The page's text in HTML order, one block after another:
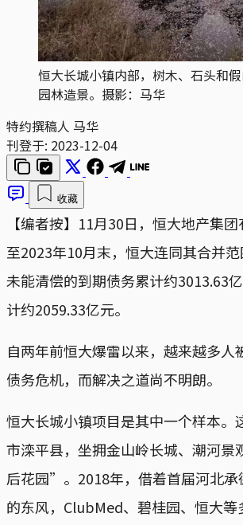
恒大长城小镇内部，树木、石头和
园林造景。摄影：马华
特约撰稿人 马华
刊登于: 2023-12-04
收藏
【编者按】11月30日，恒大地产集
至2023年10月末，恒大连同其合并
未能清偿的到期债务累计约3013.63
计约2059.33亿元。
自两年前恒大爆雷以来，越来越多人
债务危机，而解决之道尚不明朗。
恒大长城小镇项目是其中一个样本。
市滦平县，坐拥金山岭长城、潮河
后花园”。2018年，借着首届河北承
的东风，ClubMed、碧桂园、恒大等